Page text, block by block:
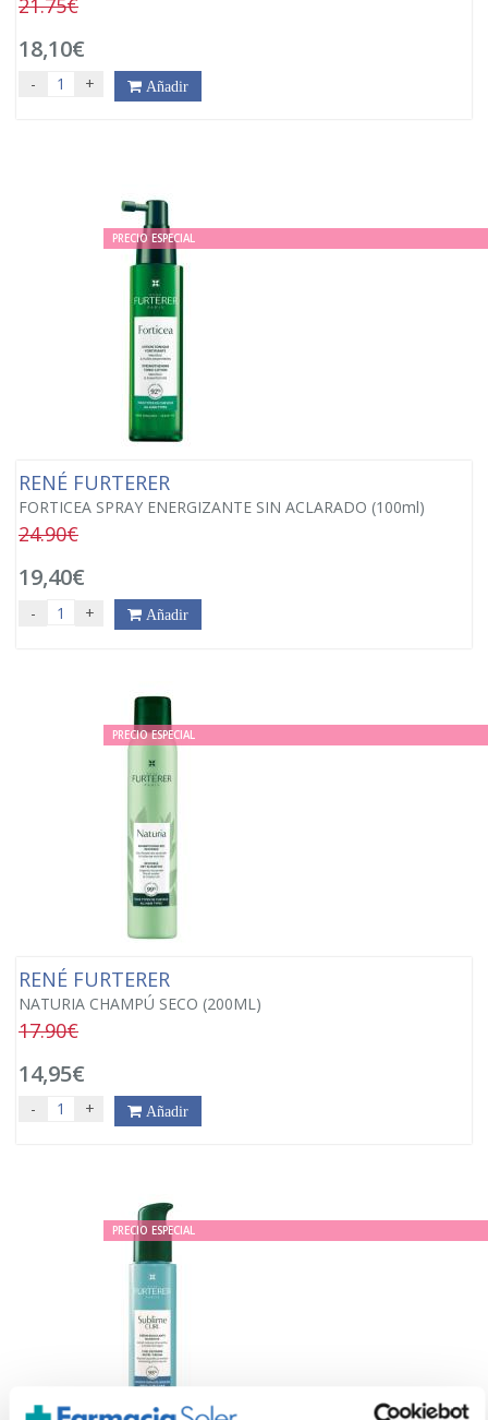
18,10€
- + Añadir
PRECIO ESPECIAL
RENÉ FURTERER
FORTICEA SPRAY ENERGIZANTE SIN ACLARADO (100ml)
24.90€
19,40€
- + Añadir
PRECIO ESPECIAL
RENÉ FURTERER
NATURIA CHAMPÚ SECO (200ML)
17.90€
14,95€
- + Añadir
PRECIO ESPECIAL